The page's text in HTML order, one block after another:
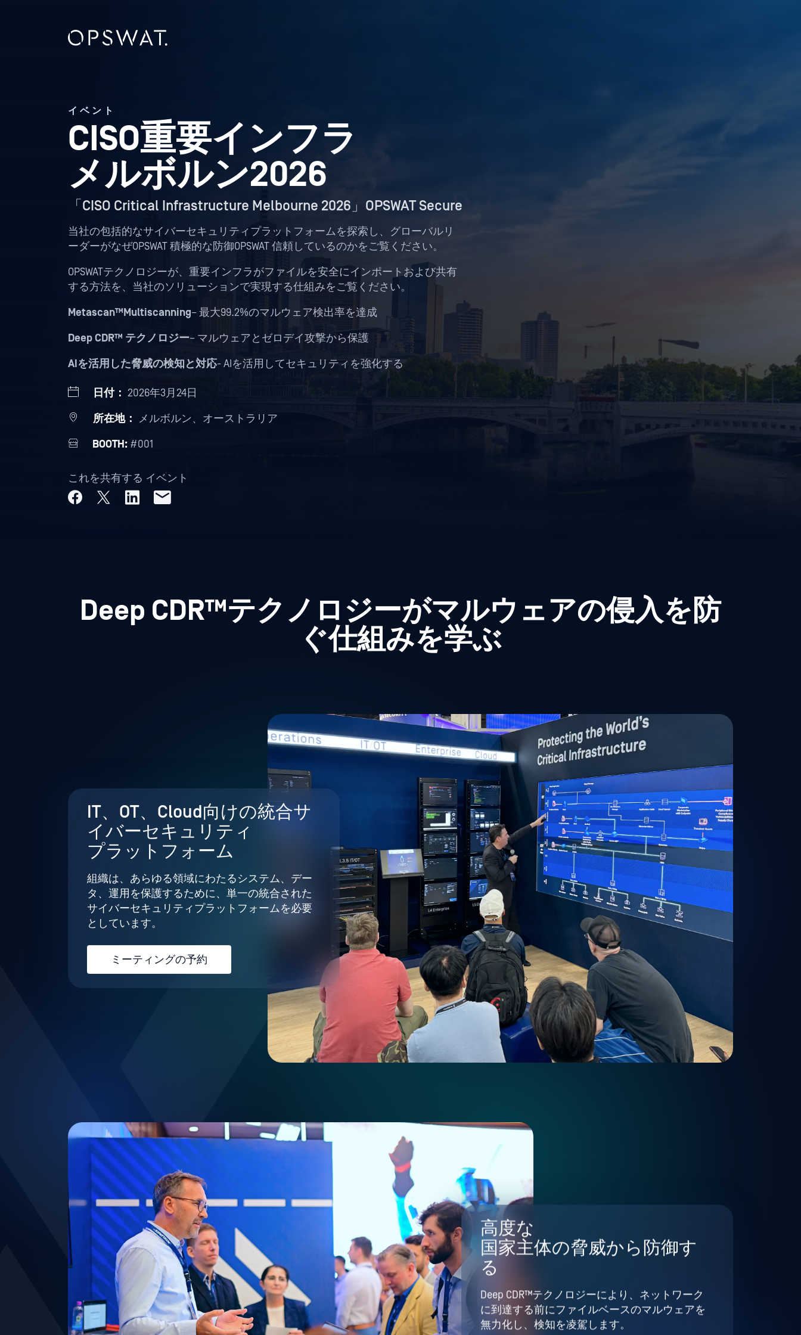
イベント
CISO重要インフラ
メルボルン2026
「CISO Critical Infrastructure Melbourne 2026」OPSWAT Secure
当社の包括的なサイバーセキュリティプラットフォームを探索し、グローバルリ
ーダーがなぜOPSWAT 積極的な防御OPSWAT 信頼しているのかをご覧ください。
OPSWATテクノロジーが、重要インフラがファイルを安全にインポートおよび共有
する方法を、当社のソリューションで実現する仕組みをご覧ください。
Metascan™Multiscanning– 最大99.2%のマルウェア検出率を達成
Deep CDR™ テクノロジー– マルウェアとゼロデイ攻撃から保護
AIを活用した脅威の検知と対応- AIを活用してセキュリティを強化する
日付： 2026年3月24日
所在地： メルボルン、オーストラリア
BOOTH: #001
これを共有する イベント
Deep CDR™テクノロジーがマルウェアの侵入を防
ぐ仕組みを学ぶ
IT、OT、Cloud向けの統合サ
イバーセキュリティ
プラットフォーム
組織は、あらゆる領域にわたるシステム、デー
タ、運用を保護するために、単一の統合された
サイバーセキュリティプラットフォームを必要
としています。
ミーティングの予約
高度な
国家主体の脅威から防御す
る
Deep CDR™テクノロジーにより、ネットワーク
に到達する前にファイルベースのマルウェアを
無力化し、検知を凌駕します。